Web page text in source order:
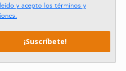
y acepto los términos y